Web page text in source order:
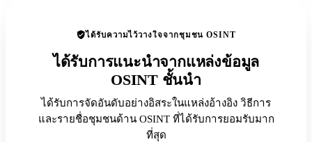
ได้รับความไว้วางใจจากชุมชน OSINT
ได้รับการแนะนำจากแหล่งข้อมูล
OSINT ชั้นนำ
ได้รับการจัดอันดับอย่างอิสระในแหล่งอ้างอิง วิธีการ
และรายชื่อชุมชนด้าน OSINT ที่ได้รับการยอมรับมาก
ที่สุด